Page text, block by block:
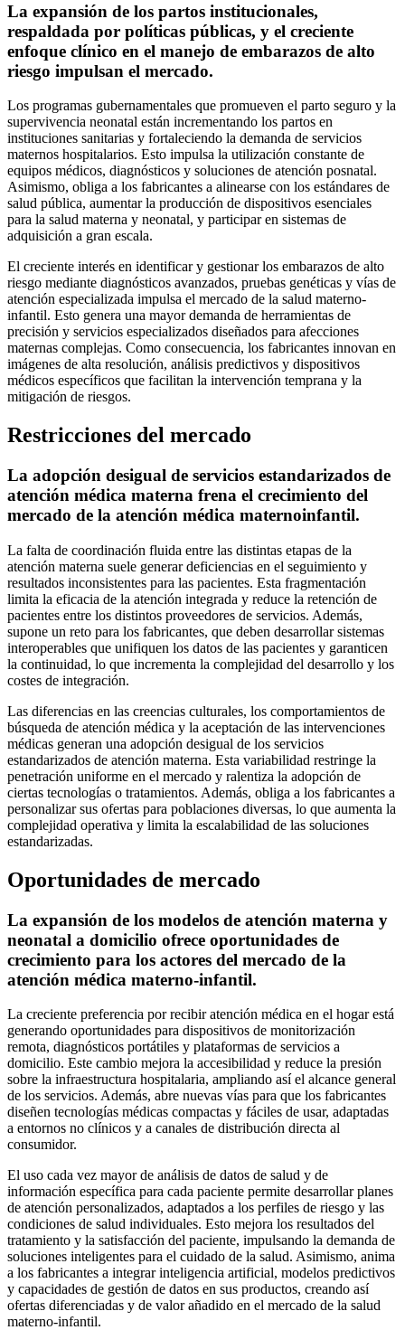
La expansión de los partos institucionales,
respaldada por políticas públicas, y el creciente
enfoque clínico en el manejo de embarazos de alto
riesgo impulsan el mercado.
Los programas gubernamentales que promueven el parto seguro y la
supervivencia neonatal están incrementando los partos en
instituciones sanitarias y fortaleciendo la demanda de servicios
maternos hospitalarios. Esto impulsa la utilización constante de
equipos médicos, diagnósticos y soluciones de atención posnatal.
Asimismo, obliga a los fabricantes a alinearse con los estándares de
salud pública, aumentar la producción de dispositivos esenciales
para la salud materna y neonatal, y participar en sistemas de
adquisición a gran escala.
El creciente interés en identificar y gestionar los embarazos de alto
riesgo mediante diagnósticos avanzados, pruebas genéticas y vías de
atención especializada impulsa el mercado de la salud materno-
infantil. Esto genera una mayor demanda de herramientas de
precisión y servicios especializados diseñados para afecciones
maternas complejas. Como consecuencia, los fabricantes innovan en
imágenes de alta resolución, análisis predictivos y dispositivos
médicos específicos que facilitan la intervención temprana y la
mitigación de riesgos.
Restricciones del mercado
La adopción desigual de servicios estandarizados de
atención médica materna frena el crecimiento del
mercado de la atención médica maternoinfantil.
La falta de coordinación fluida entre las distintas etapas de la
atención materna suele generar deficiencias en el seguimiento y
resultados inconsistentes para las pacientes. Esta fragmentación
limita la eficacia de la atención integrada y reduce la retención de
pacientes entre los distintos proveedores de servicios. Además,
supone un reto para los fabricantes, que deben desarrollar sistemas
interoperables que unifiquen los datos de las pacientes y garanticen
la continuidad, lo que incrementa la complejidad del desarrollo y los
costes de integración.
Las diferencias en las creencias culturales, los comportamientos de
búsqueda de atención médica y la aceptación de las intervenciones
médicas generan una adopción desigual de los servicios
estandarizados de atención materna. Esta variabilidad restringe la
penetración uniforme en el mercado y ralentiza la adopción de
ciertas tecnologías o tratamientos. Además, obliga a los fabricantes a
personalizar sus ofertas para poblaciones diversas, lo que aumenta la
complejidad operativa y limita la escalabilidad de las soluciones
estandarizadas.
Oportunidades de mercado
La expansión de los modelos de atención materna y
neonatal a domicilio ofrece oportunidades de
crecimiento para los actores del mercado de la
atención médica materno-infantil.
La creciente preferencia por recibir atención médica en el hogar está
generando oportunidades para dispositivos de monitorización
remota, diagnósticos portátiles y plataformas de servicios a
domicilio. Este cambio mejora la accesibilidad y reduce la presión
sobre la infraestructura hospitalaria, ampliando así el alcance general
de los servicios. Además, abre nuevas vías para que los fabricantes
diseñen tecnologías médicas compactas y fáciles de usar, adaptadas
a entornos no clínicos y a canales de distribución directa al
consumidor.
El uso cada vez mayor de análisis de datos de salud y de
información específica para cada paciente permite desarrollar planes
de atención personalizados, adaptados a los perfiles de riesgo y las
condiciones de salud individuales. Esto mejora los resultados del
tratamiento y la satisfacción del paciente, impulsando la demanda de
soluciones inteligentes para el cuidado de la salud. Asimismo, anima
a los fabricantes a integrar inteligencia artificial, modelos predictivos
y capacidades de gestión de datos en sus productos, creando así
ofertas diferenciadas y de valor añadido en el mercado de la salud
materno-infantil.